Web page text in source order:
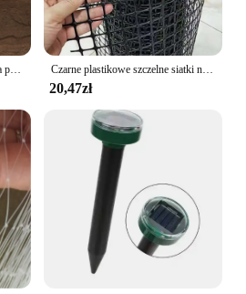
Czarne plastikowe szczelne siatki netto ogród siatka asekuracyjna kot zwierzęta kaczki z kurczaka krata siatka ogrodzenia poręcz balkonowa ochrona schodów
20,47zł